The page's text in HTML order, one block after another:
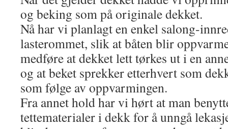
og beking som på originale dekket.
Nå har vi planlagt en enkel salong-
lasterommet, slik at båten blir
medføre at dekket lett tørkes ut i en
og at beket sprekker etterhvert som
som følge av oppvarmingen.
Fra annet hold har vi hørt at man
tettematerialer i dekk for å unngå